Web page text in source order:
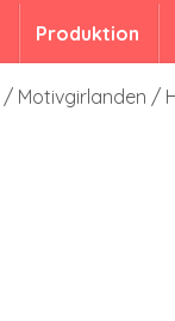
Produktion
/ Motivgirlanden /